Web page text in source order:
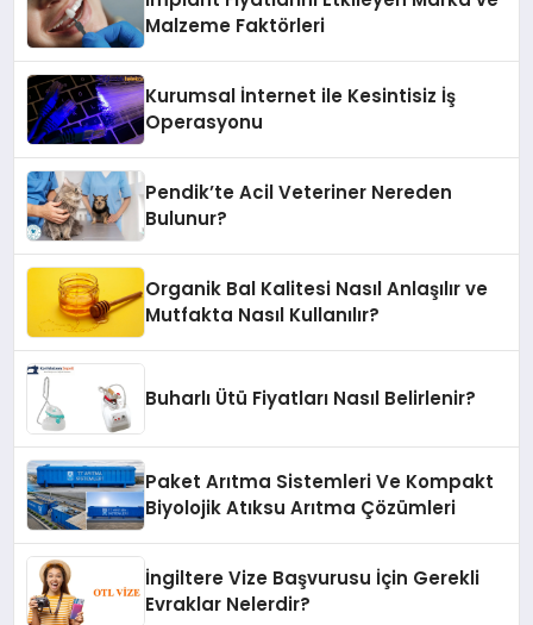
Malzeme Faktörleri
Kurumsal İnternet ile Kesintisiz İş
Operasyonu
Pendik’te Acil Veteriner Nereden
Bulunur?
Organik Bal Kalitesi Nasıl Anlaşılır ve
Mutfakta Nasıl Kullanılır?
Buharlı Ütü Fiyatları Nasıl Belirlenir?
Paket Arıtma Sistemleri Ve Kompakt
Biyolojik Atıksu Arıtma Çözümleri
İngiltere Vize Başvurusu İçin Gerekli
Evraklar Nelerdir?